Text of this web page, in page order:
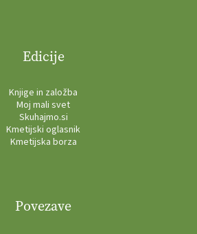
Edicije
Knjige in založba
Moj mali svet
Skuhajmo.si
Kmetijski oglasnik
Kmetijska borza
Povezave